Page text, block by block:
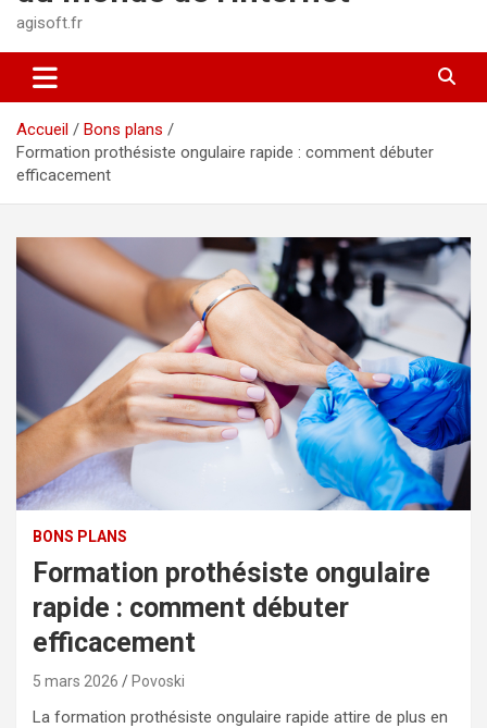
agisoft.fr
Accueil
Bons plans
Formation prothésiste ongulaire rapide : comment débuter
efficacement
BONS PLANS
Formation prothésiste ongulaire
rapide : comment débuter
efficacement
5 mars 2026 Povoski
La formation prothésiste ongulaire rapide attire de plus en